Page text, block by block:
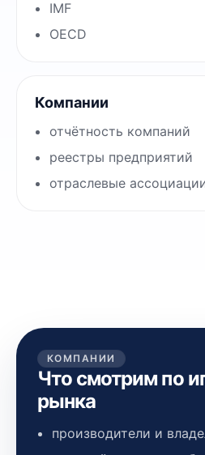
IMF
OECD
Компании
отчётность компаний
реестры предприятий
отраслевые
КОМПАНИИ
Что смотрим по
рынка
производители и